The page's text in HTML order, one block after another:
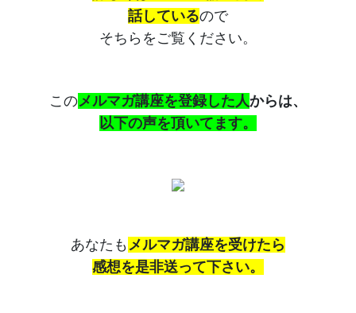
話しているので
そちらをご覧ください。
このメルマガ講座を登録した人からは、
以下の声を頂いてます。
あなたも メルマガ講座を受けたら
感想を是非送って下さい。